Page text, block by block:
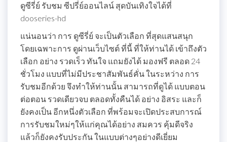
ดูซีรี่ย์ รับชม ซีปรี่ย์ออนไลน์ สุดบันเทิงใจได้ที่
dooseries-hd
แน่นอนว่า การ ดูซีรี่ย์ จะเป็นตัวเลือก ที่สุดแสนสนุก
โดยเฉพาะการ ดูผ่านเว็บไซต์ ที่นี้ ที่ให้ท่านได้ เข้าถึงตัว
เลือก อย่าง รวดเร็ว ทันใจ แถมยังได้ มองฟรี ตลอด 24
ชั่วโมง แบบที่ไม่มีประชาสัมพันธ์คั่น ในระหว่าง การ
รับชมอีกด้วย จึงทำให้ท่านนั้น สามารถที่ดูได้ แบบตอน
ต่อตอน รวดเดียวจบ ตลอดทั้งคืนได้ อย่าง อิสระ และก็
ยังคงเป็น อีกหนึ่งตัวเลือก ที่พร้อมจะเปิดประสบการณ์
การรับชมใหม่ๆให้แก่คุณได้อย่าง สมควร คุ้มดีจริง
แล้วก็ยังคงรับประกัน ในแบบต่างๆอย่างดีเยี่ยม